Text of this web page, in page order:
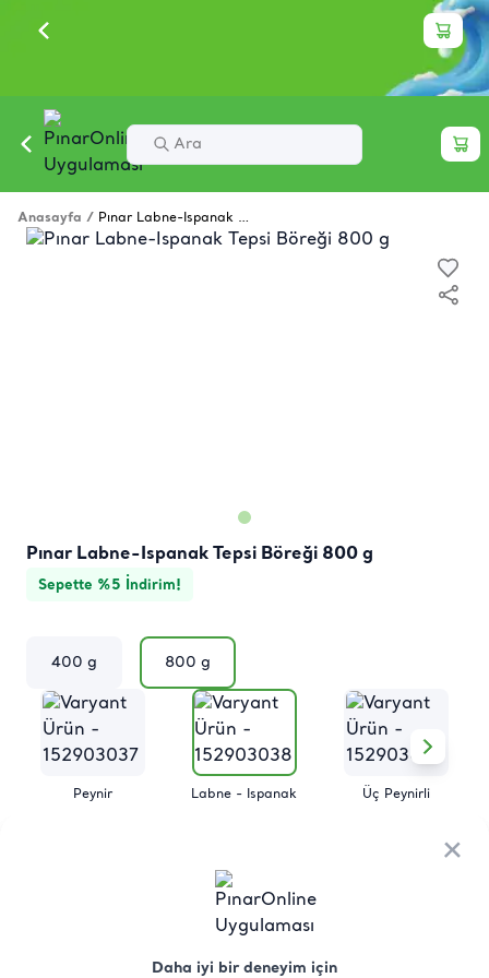
×
Daha iyi bir deneyim için
×
Daha iyi bir deneyim için
Anasayfa / Pınar Labne-Ispanak Tepsi Böreği 800 g
Pınar Labne-Ispanak Tepsi Böreği 800 g
Sepette %5 İndirim!
400 g 800 g
Peynir Labne - Ispanak Üç Peynirli
Değerleri
Üretici Menşei